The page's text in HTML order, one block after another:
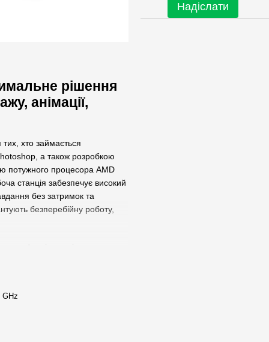
рішення
анімації,
хто займається
а також розробкою
потужного процесора AMD
станція забезпечує високий
без затримок та
безперебійну роботу,
GHz
Надіслати